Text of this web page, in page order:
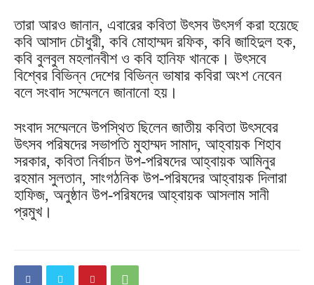
তারা আরও জানান, এবারের কবিতা উৎসব উৎসর্গ করা হয়েছে
কবি আসাদ চৌধুরী, কবি মোহাম্মদ রফিক, কবি জাহিদুল হক,
কবি বুলবুল মহলানবীশ ও কবি হানিফ খানকে। উৎসবে
বিশ্বের বিভিন্ন দেশের বিভিন্ন ভাষার কবিরা অংশ নেবেন
বলে সংবাদ সম্মেলনে জানানো হয়।
সংবাদ সম্মেলনে উপস্থিত ছিলেন জাতীয় কবিতা উৎসবের
উৎসব পরিষদের সভাপতি মুহাম্মদ সামাদ, আহ্বায়ক শিহাব
সরকার, কবিতা নির্বাচন উপ-পরিষদের আহ্বায়ক আমিনুর
রহমান সুলতান, সাংগঠনিক উপ-পরিষদের আহ্বায়ক দিলারা
হাফিজ, অনুষ্ঠান উপ-পরিষদের আহ্বায়ক আসলাম সানী
প্রমুখ।